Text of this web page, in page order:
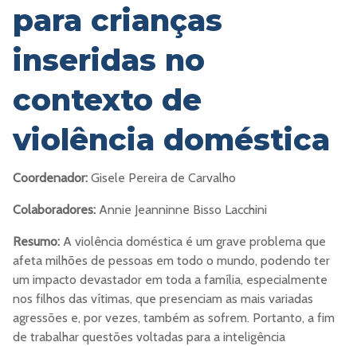
para crianças
inseridas no
contexto de
violência doméstica
Coordenador: Gisele Pereira de Carvalho
Colaboradores: Annie Jeanninne Bisso Lacchini
Resumo: A violência doméstica é um grave problema que
afeta milhões de pessoas em todo o mundo, podendo ter
um impacto devastador em toda a família, especialmente
nos filhos das vítimas, que presenciam as mais variadas
agressões e, por vezes, também as sofrem. Portanto, a fim
de trabalhar questões voltadas para a inteligência